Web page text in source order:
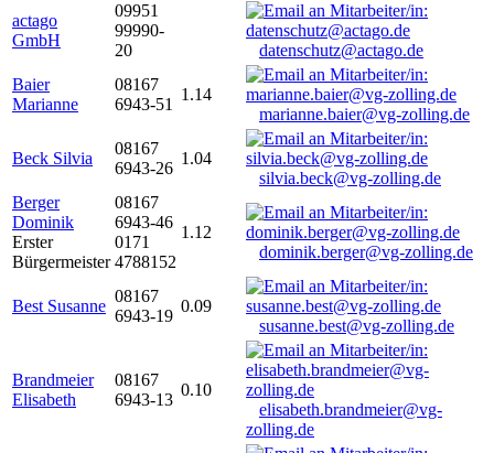
actago
GmbH
09951
99990-
20
datenschutz@actago.de
Baier
Marianne
08167
6943-51
1.14
marianne.baier@vg-zolling.de
Beck Silvia
08167
6943-26
1.04
silvia.beck@vg-zolling.de
Berger
Dominik
Erster
Bürgermeister
08167
6943-46
0171
4788152
1.12
dominik.berger@vg-zolling.de
Best Susanne
08167
6943-19
0.09
susanne.best@vg-zolling.de
Brandmeier
Elisabeth
08167
6943-13
0.10
elisabeth.brandmeier@vg-
zolling.de